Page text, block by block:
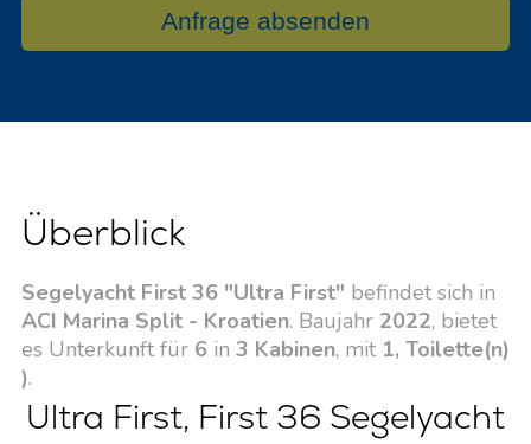
Anfrage absenden
Überblick
Segelyacht First 36 "Ultra First" befindet sich in
ACI Marina Split - Kroatien. Baujahr 2022, bietet
es Unterkunft für 6 in 3 Kabinen, mit 1, Toilette(n)
).
Ultra First, First 36 Segelyacht